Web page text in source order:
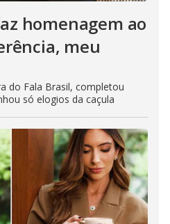
homenagem ao
meu
do Fala Brasil, completou
só elogios da caçula